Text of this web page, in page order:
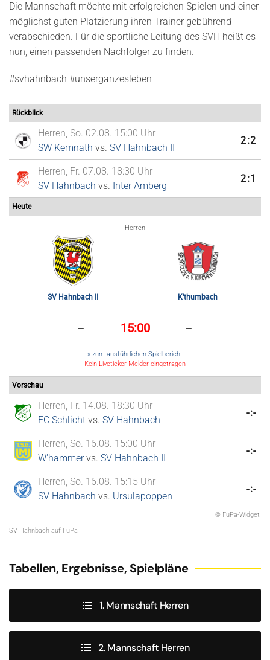
Die Mannschaft möchte mit erfolgreichen Spielen und einer
möglichst guten Platzierung ihren Trainer gebührend
verabschieden. Für die sportliche Leitung des SVH heißt es
nun, einen passenden Nachfolger zu finden.
#svhahnbach #unserganzesleben
Rückblick
Herren, So. 02.08. 15:00 Uhr
SW Kemnath vs. SV Hahnbach II
2:2
Herren, Fr. 07.08. 18:30 Uhr
SV Hahnbach vs. Inter Amberg
2:1
Heute
Herren
SV Hahnbach II K'thumbach
- 15:00 -
» zum ausführlichen Spielbericht
Kein Liveticker-Melder eingetragen
Vorschau
Herren, Fr. 14.08. 18:30 Uhr
FC Schlicht vs. SV Hahnbach
-:-
Herren, So. 16.08. 15:00 Uhr
W'hammervs. SV Hahnbach II
-:-
Herren, So. 16.08. 15:15 Uhr
SV Hahnbach vs. Ursulapoppen
-:-
© FuPa-Widget
SV Hahnbach auf FuPa
Tabellen, Ergebnisse, Spielpläne
1. Mannschaft Herren
2. Mannschaft Herren